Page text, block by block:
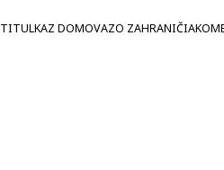
TITULKAZ DOMOVAZO ZAHRANIČIA